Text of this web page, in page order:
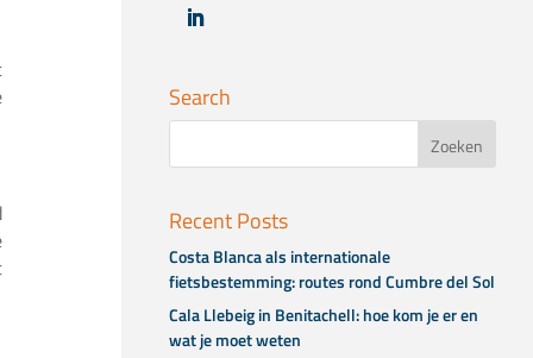
Search
Recent Posts
Costa Blanca als internationale
fietsbestemming: routes rond Cumbre del Sol
Cala Llebeig in Benitachell: hoe kom je er en
wat je moet weten